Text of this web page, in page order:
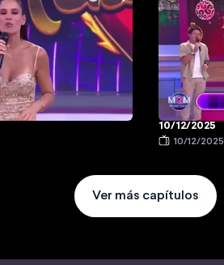
10/12/2025
10/12/2025
Ver más capítulos